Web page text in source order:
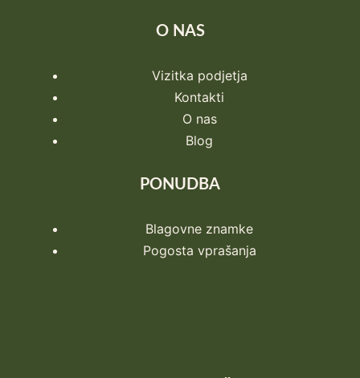
O NAS
Vizitka podjetja
Kontakti
O nas
Blog
PONUDBA
Blagovne znamke
Pogosta vprašanja